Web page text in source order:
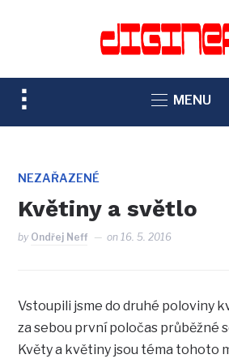
TOGGLE
SIDEBAR
NAVIGATION
MENU
NEZAŘAZENÉ
Květiny a světlo
by Ondřej Neff on16. 5. 2016
Vstoupili jsme do druhé poloviny
za sebou první poločas průběžné
Květy a květiny jsou téma tohoto